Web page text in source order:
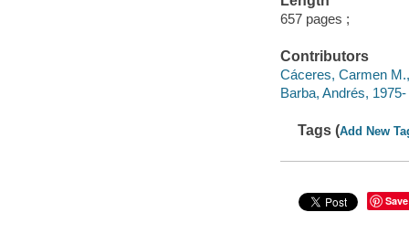
657 pages ;
Contributors
Cáceres, Carmen
Barba, Andrés,
Tags (Add New
Save